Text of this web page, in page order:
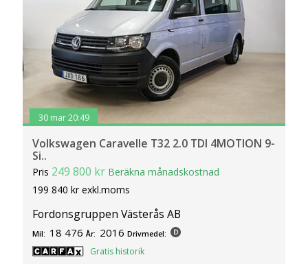
30 mar 20:49
Volkswagen Caravelle T32 2.0 TDI 4MOTION 9-
Si..
Pris 249 800 kr Beräkna månadskostnad
199 840 kr exkl.moms
Fordonsgruppen Västerås AB
Mil: 18 476 År: 2016 Drivmedel:
Gratis historik